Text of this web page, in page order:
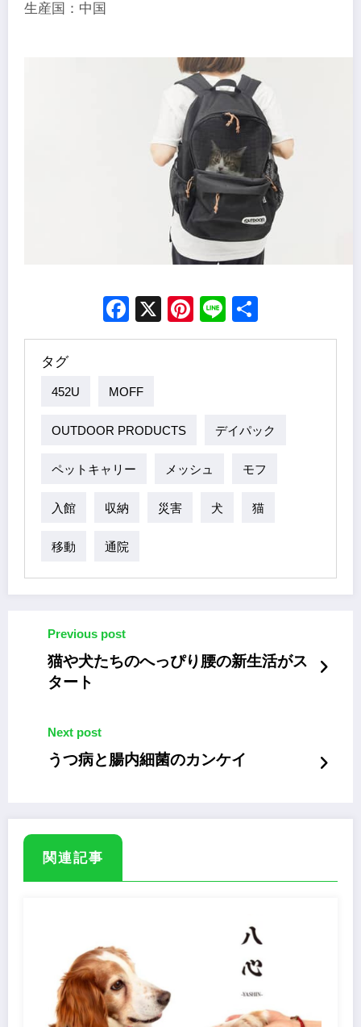
生産国：中国
Facebook
X Pinterest
Line
タグ
452U MOFF
OUTDOOR PRODUCTS デイパック
ペットキャリー メッシュ モフ
入館 収納 災害 犬 猫
移動 通院
Previous post
猫や犬たちのへっぴり腰の新生活がス
タート
Next post
うつ病と腸内細菌のカンケイ
関連記事